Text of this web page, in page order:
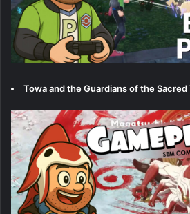
Towa and the Guardians of the Sacred